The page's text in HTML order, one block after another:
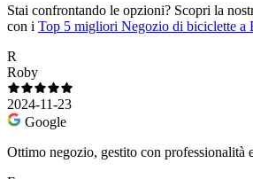
Stai confrontando le opzioni? Scopri la
con i Top 5 migliori Negozio di biciclette a
R
Roby
2024-11-23
Google
Ottimo negozio, gestito con professionalità